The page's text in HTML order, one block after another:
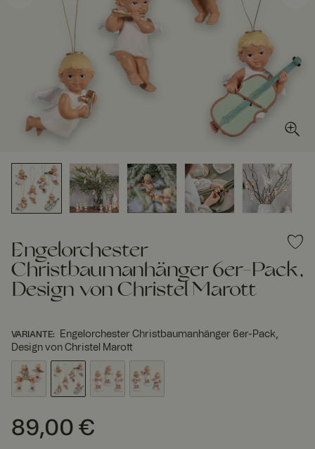
Engelorchester
Christbaumanhänger 6er-Pack,
Design von Christel Marott
VARIANTE:
Engelorchester Christbaumanhänger 6er-Pack,
Design von Christel Marott
Preis: 89,00 €
89,00 €